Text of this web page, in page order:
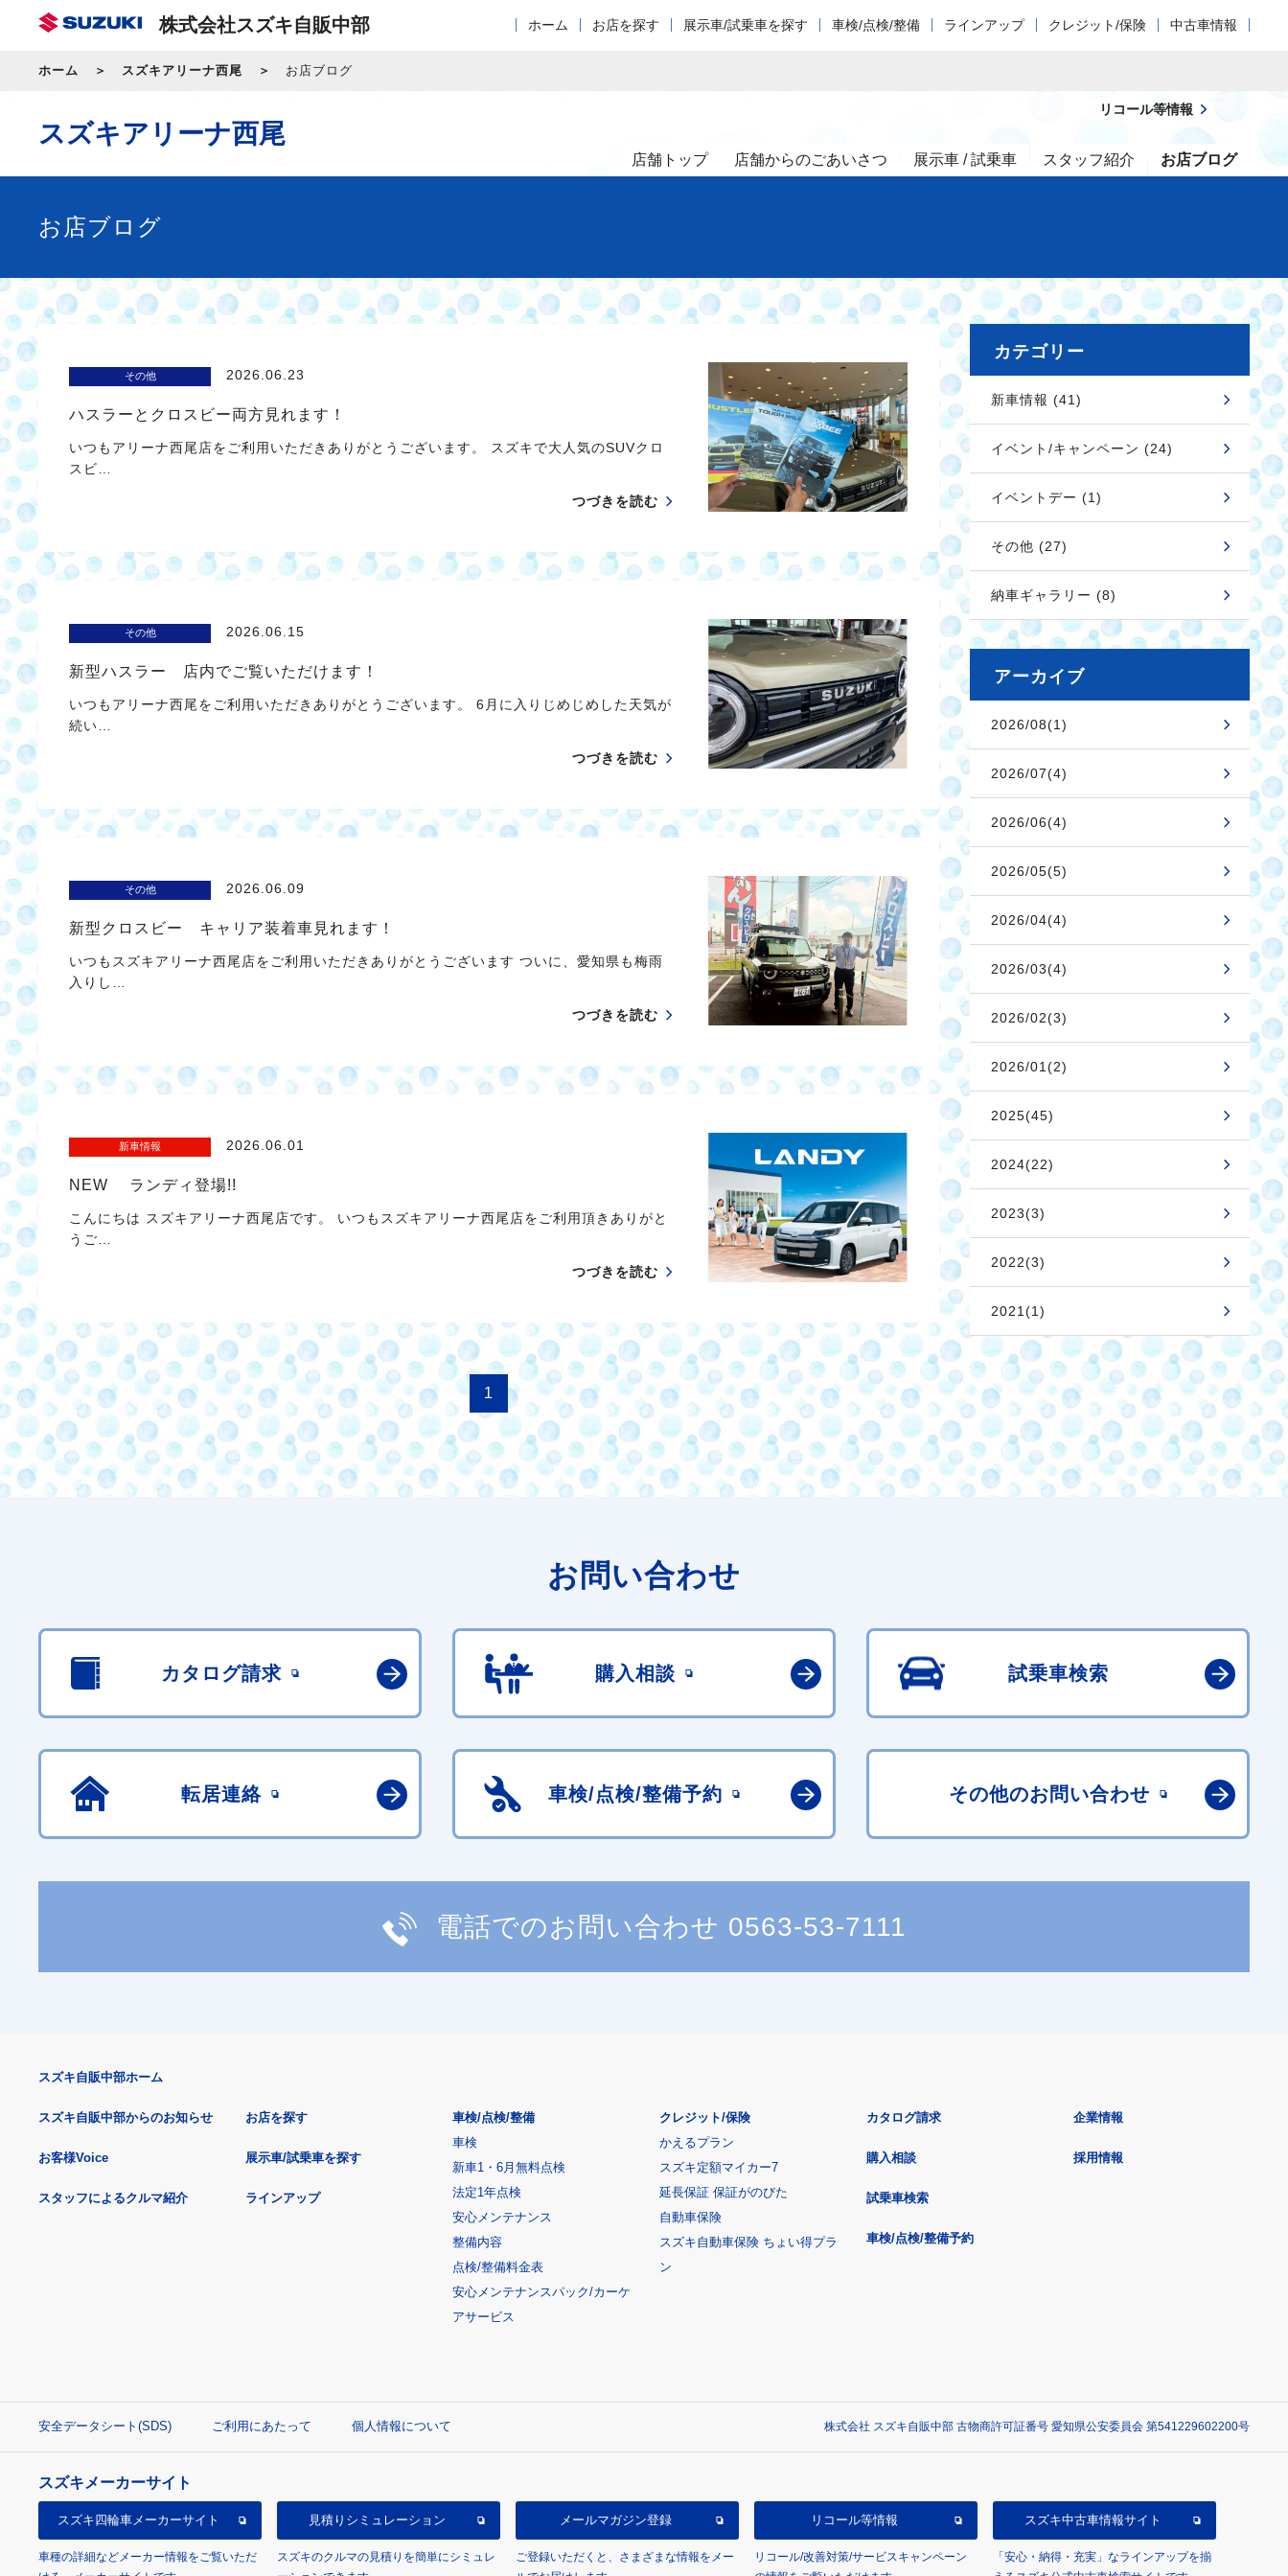
株式会社スズキ自販中部 ホーム お店を探す 展示車/試乗車を探す 車検/点検/整備 ラインアップ クレジット/保険 中古車情報
ホーム スズキアリーナ西尾 お店ブログ
スズキアリーナ西尾
店舗トップ 店舗からのごあいさつ 展示車 / 試乗車 スタッフ紹介 お店ブログ
リコール等情報
お店ブログ
その他 2026.06.23
ハスラーとクロスビー両方見れます！
いつもアリーナ西尾店をご利用いただきありがとうございます。 スズキで大人気のSUVクロ
スビ…
つづきを読む
その他 2026.06.15
新型ハスラー 店内でご覧いただけます！
いつもアリーナ西尾をご利用いただきありがとうございます。 6月に入りじめじめした天気が
続い…
つづきを読む
その他 2026.06.09
新型クロスビー キャリア装着車見れます！
いつもスズキアリーナ西尾店をご利用いただきありがとうございます ついに、愛知県も梅雨
入りし…
つづきを読む
新車情報 2026.06.01
NEW ランディ登場!!
こんにちは スズキアリーナ西尾店です。 いつもスズキアリーナ西尾店をご利用頂きありがと
うご…
つづきを読む
1
カテゴリー
新車情報 (41)
イベント/キャンペーン (24)
イベントデー (1)
その他 (27)
納車ギャラリー (8)
アーカイブ
2026/08(1)
2026/07(4)
2026/06(4)
2026/05(5)
2026/04(4)
2026/03(4)
2026/02(3)
2026/01(2)
2025(45)
2024(22)
2023(3)
2022(3)
2021(1)
お問い合わせ
カタログ請求 購入相談 試乗車検索
転居連絡 車検/点検/整備予約 その他のお問い合わせ
電話でのお問い合わせ 0563-53-7111
スズキ自販中部ホーム
スズキ自販中部からのお知らせ
お客様Voice
スタッフによるクルマ紹介
お店を探す
展示車/試乗車を探す
ラインアップ
車検/点検/整備
車検
新車1・6月無料点検
法定1年点検
安心メンテナンス
整備内容
点検/整備料金表
安心メンテナンスパック/カーケ
アサービス
クレジット/保険
かえるプラン
スズキ定額マイカー7
延長保証 保証がのびた
自動車保険
スズキ自動車保険 ちょい得プラ
ン
カタログ請求
購入相談
試乗車検索
車検/点検/整備予約
企業情報
採用情報
安全データシート(SDS) ご利用にあたって 個人情報について 株式会社 スズキ自販中部 古物商許可証番号 愛知県公安委員会 第541229602200号
スズキメーカーサイト
スズキ四輪車メーカーサイト
車種の詳細などメーカー情報をご覧いただ
見積り シミュレーション
スズキのクルマの見積りを簡単にシミュレ
メールマガジン登録
ご登録いただくと、さまざまな情報をメー
リコール等情報
リコール/改善対策/サービスキャンペーン
スズキ中古車情報サイト
「安心・納得・充実」なラインアップを揃